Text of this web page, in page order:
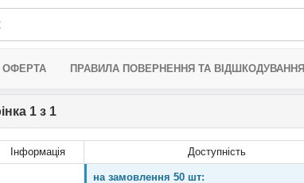
ОФЕРТА ПРАВИЛА ПОВЕРНЕННЯ ТА ВІДШКОДУВАННЯ
1 з 1
Інформація Доступність
на замовлення 50 шт: